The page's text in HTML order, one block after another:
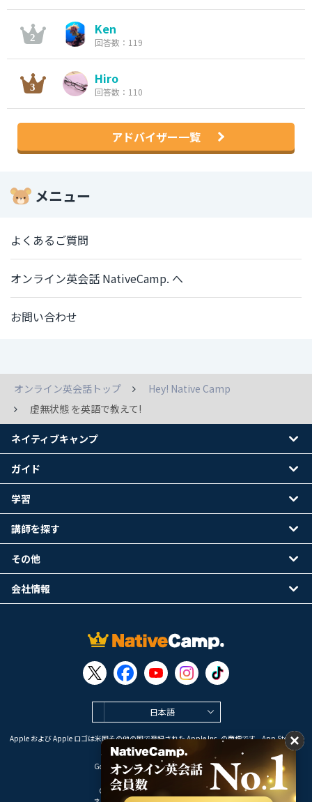
Ken
回答数：119
Hiro
回答数：110
アドバイザー一覧
メニュー
よくあるご質問
オンライン英会話 NativeCamp. へ
お問い合わせ
オンライン英会話トップ
Hey! Native Camp
虚無状態 を英語で教えて!
日本語
Apple および Apple ロゴは米国その他の国で登録された Apple Inc. の商標です。App Store は
Apple Inc. のサービスマークです。
Google Play は Google LLC の商標です。
Copyright © 2026 オンライン英会話
ネイティブキャンプ
ガイド
学習
講師を探す
その他
会社情報